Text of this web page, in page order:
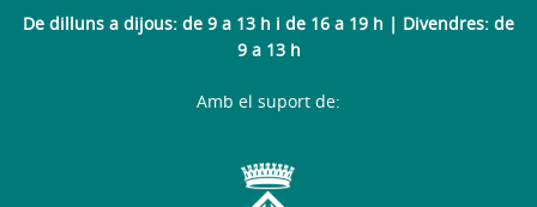
De dilluns a dijous: de 9 a 13 h i de 16 a 19 h | Divendres: de
9 a 13 h
Amb el suport de: